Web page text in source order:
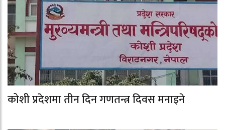
कोशी प्रदेशमा तीन दिन गणतन्त्र दिवस मनाइने